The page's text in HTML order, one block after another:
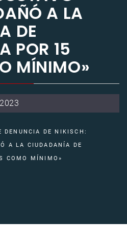
A LA
DE
POR 15
MÍNIMO»
DENUNCIA DE NIKISCH:
A LA CIUDADANÍA DE
COMO MÍNIMO»